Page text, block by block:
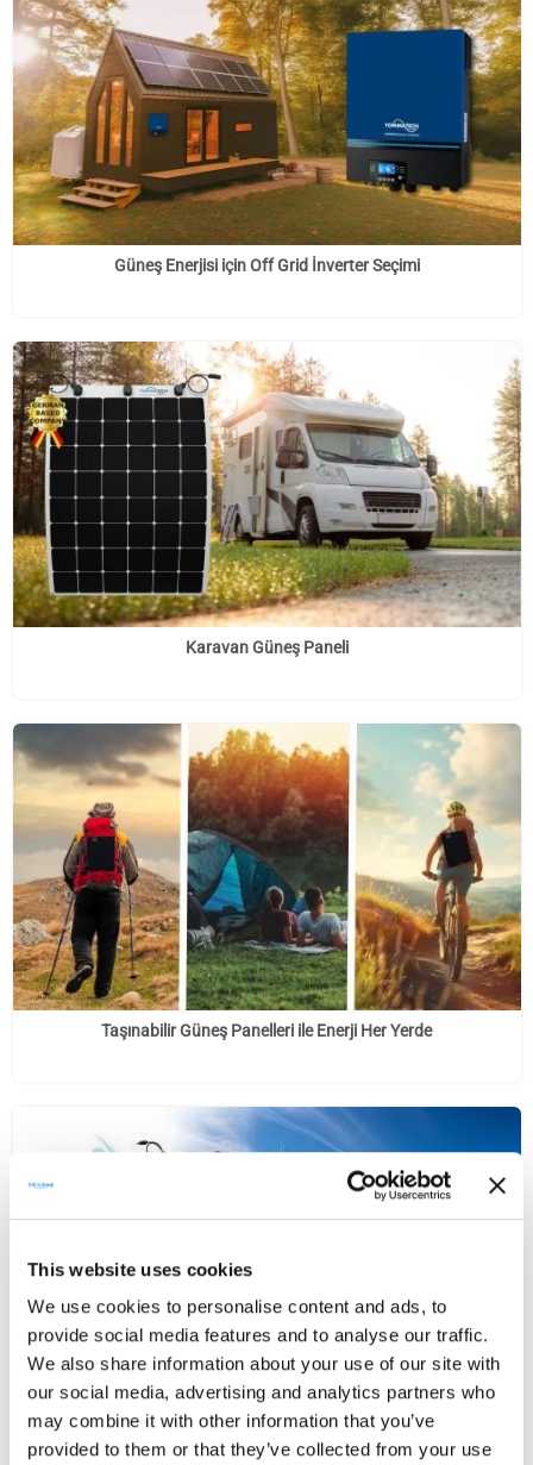
This website uses cookies
We use cookies to personalise content and ads, to
provide social media features and to analyse our traffic.
We also share information about your use of our site with
our social media, advertising and analytics partners who
may combine it with other information that you’ve
provided to them or that they’ve collected from your use
Güneş Enerjisi için Off Grid İnverter Seçimi
Karavan Güneş Paneli
Taşınabilir Güneş Panelleri ile Enerji Her Yerde
Tekne ve Yat Esnek Güneş Panelleri